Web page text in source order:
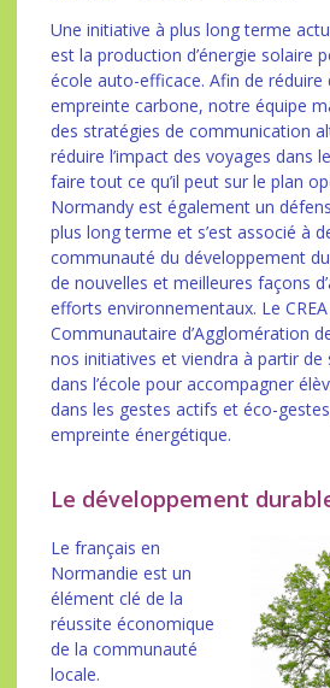
Une initiative à plus long terme
est la production d’énergie solaire
école auto-efficace. Afin de réduire
empreinte carbone, notre équipe
des stratégies de communication
réduire l’impact des voyages dans
faire tout ce qu’il peut sur le plan
Normandy est également un
plus long terme et s’est associé à
communauté du développement
de nouvelles et meilleures façons
efforts environnementaux. Le
Communautaire d’Agglomération
nos initiatives et viendra à partir de
dans l’école pour accompagner
dans les gestes actifs et éco-
empreinte énergétique.
Le développement
Le français en
Normandie est un
élément clé de la
réussite économique
de la communauté
locale.